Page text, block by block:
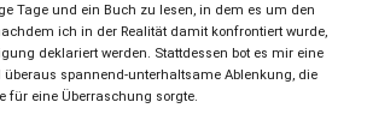
Tage und ein Buch zu lesen, in dem es um den
ich in der Realität damit konfrontiert wurde,
deklariert werden. Stattdessen bot es mir eine
spannend-unterhaltsame Ablenkung, die
für eine Überraschung sorgte.